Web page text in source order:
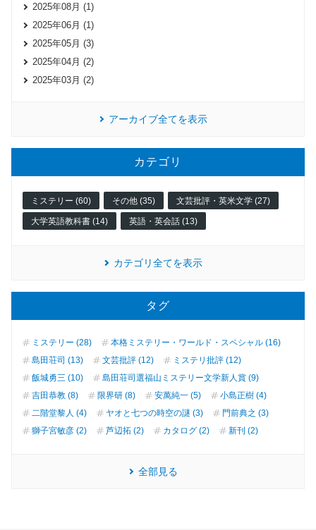
2025年08月 (1)
2025年06月 (1)
2025年05月 (3)
2025年04月 (2)
2025年03月 (2)
アーカイブ全てを表示
カテゴリ
ミステリー (60) その他 (35) 文芸批評・英米文学 (27)
大学英語教科書 (14) 英語・英会話 (13)
カテゴリ全てを表示
タグ
ミステリー (28)
本格ミステリー・ワールド・スペシャル (16)
島田荘司 (13)
文芸批評 (12)
ミステリ批評 (12)
飯城勇三 (10)
島田荘司選福山ミステリー文学新人賞 (9)
吉田恭教 (8)
限界研 (8) 安萬純一 (5)
小島正樹 (4)
二階堂黎人 (4)
ヤオと七つの時空の謎 (3)
門前典之 (3)
獅子宮敏彦 (2)
芦辺拓 (2) カタログ (2) 新刊 (2)
全部見る